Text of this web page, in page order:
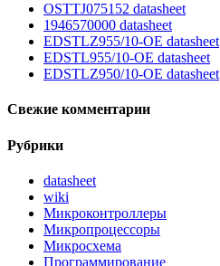
OSTTJ075152 datasheet
1946570000 datasheet
EDSTLZ955/10-OE datasheet
EDSTL955/10-OE datasheet
EDSTLZ950/10-OE datasheet
Свежие комментарии
Рубрики
datasheet
wiki
Микроконтроллеры
Микропроцессоры
Микросхема
Программирование